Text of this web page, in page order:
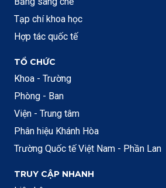
Tạp chí khoa học
Hợp tác quốc tế
TỔ CHỨC
Khoa - Trường
Phòng - Ban
Viện - Trung tâm
Phân hiệu Khánh Hòa
Trường Quốc tế Việt Nam - Phần Lan
TRUY CẬP NHANH